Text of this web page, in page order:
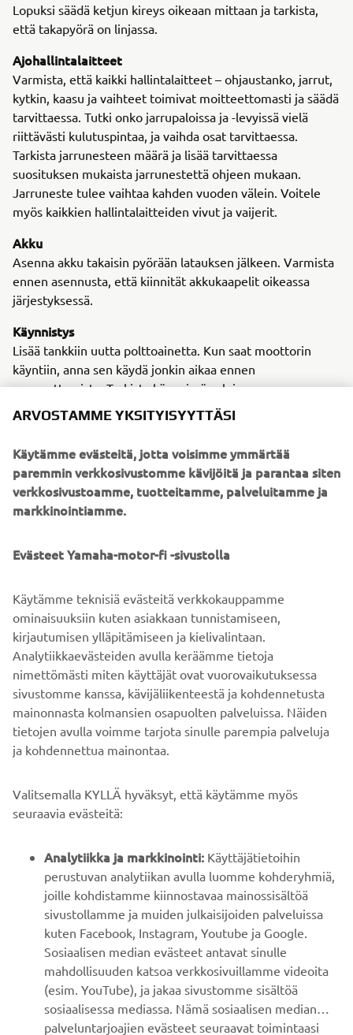
Lopuksi säädä ketjun kireys oikeaan mittaan ja tarkista,
että takapyörä on linjassa.
Ajohallintalaitteet
Varmista, että kaikki hallintalaitteet – ohjaustanko, jarrut,
kytkin, kaasu ja vaihteet toimivat moitteettomasti ja säädä
tarvittaessa. Tutki onko jarrupaloissa ja -levyissä vielä
riittävästi kulutuspintaa, ja vaihda osat tarvittaessa.
Tarkista jarrunesteen määrä ja lisää tarvittaessa
suosituksen mukaista jarrunestettä ohjeen mukaan.
Jarruneste tulee vaihtaa kahden vuoden välein. Voitele
myös kaikkien hallintalaitteiden vivut ja vaijerit.
Akku
Asenna akku takaisin pyörään latauksen jälkeen. Varmista
ennen asennusta, että kiinnität akkukaapelit oikeassa
järjestyksessä.
Käynnistys
Lisää tankkiin uutta polttoainetta. Kun saat moottorin
käyntiin, anna sen käydä jonkin aikaa ennen
sammuttamista. Tarkista käynnissä valojen,
merkinantolaitteiden ja katkaisimien toiminta. Säädä
huollettu, olet valmiina liikenteeseen.
Yamaha-tiimi toivottaa sinulle turvallista ja mukavaa
ajoa!
moottoripyöräsi huoltoon, asiantuntevat Yamaha-
ETSI VALTUUTETTU YAMAHA-HUOLTO
B2B
YAMAHA MUUALLA
ASIAKASTUKI
UUTISKIRJE
Ole ensimmäinen, joka kuulee uusimmista tarjouksista,
erikoistapahtumista, uusista julkaisuista ja paljon muuta...
ARVOSTAMME YKSITYISYYTTÄSI
Käytämme evästeitä, jotta voisimme ymmärtää
paremmin verkkosivustomme kävijöitä ja parantaa siten
verkkosivustoamme, tuotteitamme, palveluitamme ja
markkinointiamme.
Evästeet Yamaha-motor-fi -sivustolla
Käytämme teknisiä evästeitä verkkokauppamme
ominaisuuksiin kuten asiakkaan tunnistamiseen,
kirjautumisen ylläpitämiseen ja kielivalintaan.
Analytiikkaevästeiden avulla keräämme tietoja
nimettömästi miten käyttäjät ovat vuorovaikutuksessa
sivustomme kanssa, kävijäliikenteestä ja kohdennetusta
mainonnasta kolmansien osapuolten palveluissa. Näiden
tietojen avulla voimme tarjota sinulle parempia palveluja
ja kohdennettua mainontaa.
Valitsemalla KYLLÄ hyväksyt, että käytämme myös
seuraavia evästeitä:
Analytiikka ja markkinointi: Käyttäjätietoihin
perustuvan analytiikan avulla luomme kohderyhmiä,
joille kohdistamme kiinnostavaa mainossisältöä
sivustollamme ja muiden julkaisijoiden palveluissa
kuten Facebook, Instagram, Youtube ja Google.
Sosiaalisen median evästeet antavat sinulle
mahdollisuuden katsoa verkkosivuillamme videoita
(esim. YouTube), ja jakaa sivustomme sisältöä
sosiaalisessa mediassa. Nämä sosiaalisen median
palveluntarjoajien evästeet seuraavat toimintaasi